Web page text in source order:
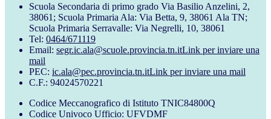
Scuola Secondaria di primo grado Via Basilio Anzelini, 2,
38061; Scuola Primaria Ala: Via Betta, 9, 38061 Ala TN;
Scuola Primaria Serravalle: Via Negrelli, 10, 38061
Tel: 0464/671119
Email: segr.ic.ala@scuole.provincia.tn.itLink per inviare una
mail
PEC: ic.ala@pec.provincia.tn.itLink per inviare una mail
C.F.: 94024570221
Codice Meccanografico di Istituto TNIC84800Q
Codice Univoco Ufficio: UFVDMF